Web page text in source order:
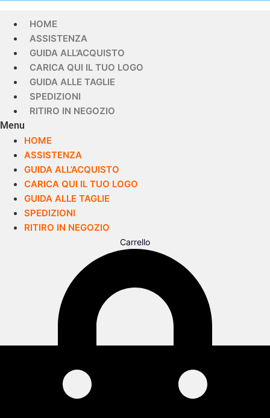
HOME
ASSISTENZA
GUIDA ALL’ACQUISTO
CARICA QUI IL TUO LOGO
GUIDA ALLE TAGLIE
SPEDIZIONI
RITIRO IN NEGOZIO
Menu
HOME
ASSISTENZA
GUIDA ALL’ACQUISTO
CARICA QUI IL TUO LOGO
GUIDA ALLE TAGLIE
SPEDIZIONI
RITIRO IN NEGOZIO
Carrello